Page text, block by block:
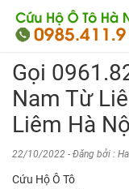
Gọi
Nam Từ
Liêm Hà
22/10/2022 - Đăng bởi :
Cứu Hộ Ô Tô